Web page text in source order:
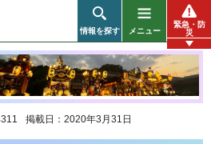
情報を探す メニュー
緊急・防
災
掲載日：2020年3月31日